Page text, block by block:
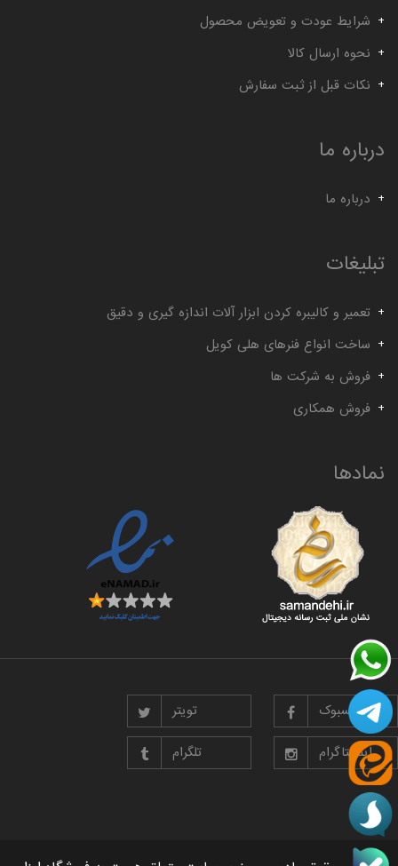
شرایط عودت و تعویض محصول
نحوه ارسال کالا
نکات قبل از ثبت سفارش
درباره ما
درباره ما
تبلیغات
تعمیر و کالیبره کردن ابزار آلات اندازه گیری و دقیق
ساخت انواع فنرهای هلی کویل
فروش به شرکت ها
فروش همکاری
نمادها
فیسبوک تویتر
اینستاگرام تلگرام